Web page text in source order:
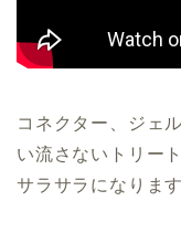
コネクター、ジェ
い流さないトリー
サラサラになります